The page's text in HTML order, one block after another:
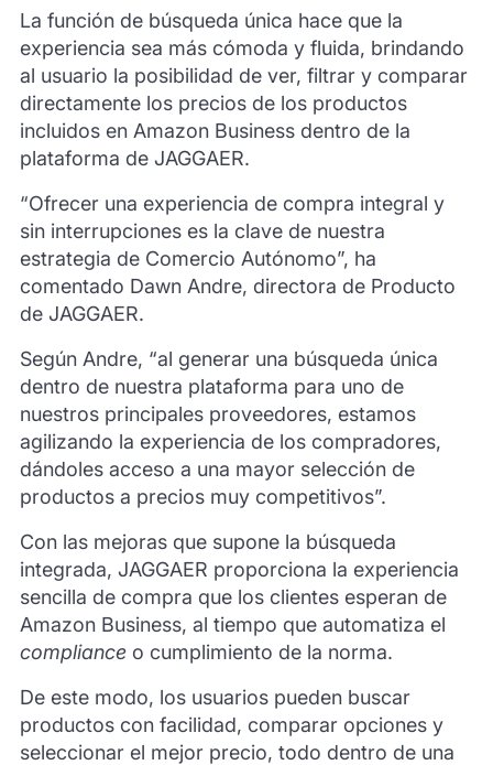
La función de búsqueda única hace que la
experiencia sea más cómoda y fluida, brindando
al usuario la posibilidad de ver, filtrar y comparar
directamente los precios de los productos
incluidos en Amazon Business dentro de la
plataforma de JAGGAER.
“Ofrecer una experiencia de compra integral y
sin interrupciones es la clave de nuestra
estrategia de Comercio Autónomo”, ha
comentado Dawn Andre, directora de Producto
de JAGGAER.
Según Andre, “al generar una búsqueda única
dentro de nuestra plataforma para uno de
nuestros principales proveedores, estamos
agilizando la experiencia de los compradores,
dándoles acceso a una mayor selección de
productos a precios muy competitivos”.
Con las mejoras que supone la búsqueda
integrada, JAGGAER proporciona la experiencia
sencilla de compra que los clientes esperan de
Amazon Business, al tiempo que automatiza el
complianceo cumplimiento de la norma.
De este modo, los usuarios pueden buscar
productos con facilidad, comparar opciones y
seleccionar el mejor precio, todo dentro de una